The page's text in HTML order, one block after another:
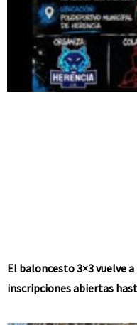
El baloncesto 3×3 vuelve
inscripciones abiertas